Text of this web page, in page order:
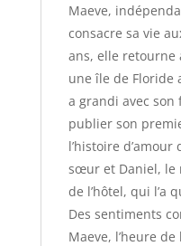
Maeve,
consacre sa vie
ans, elle retourne
une île de Floride
a grandi avec son
publier son
l’histoire
sœur et Daniel, le
de l’hôtel, qui l’a
Des sentiments
Maeve, l’heure